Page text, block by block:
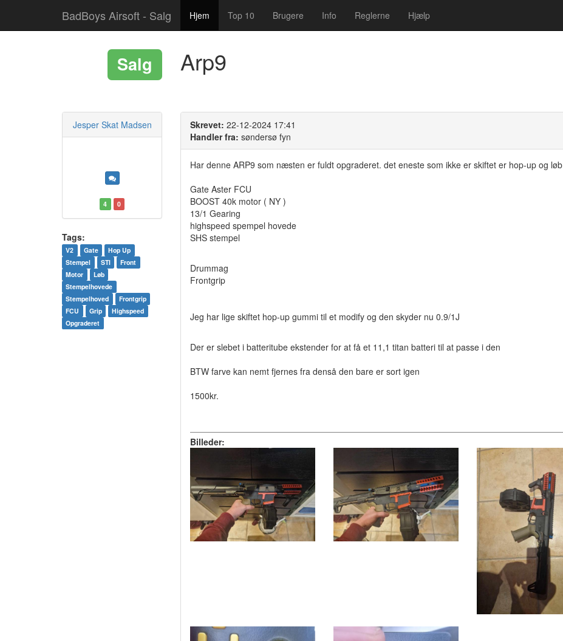
BadBoys Airsoft - Salg Hjem Top 10 Brugere Info Reglerne Hjælp
Salg Arp9
Jesper Skat Madsen
4 0
Tags:
V2 Gate
Hop Up
Stempel
STI
Front
Motor
Løb
Stempelhovede
Stempelhoved
Frontgrip
FCU
Grip
Highspeed
Opgraderet
Skrevet: 22-12-2024 17:41
Handler fra: søndersø fyn
Har denne ARP9 som næsten er fuldt opgraderet. det eneste som ikke er skiftet er hop-up og løb
Gate Aster FCU
BOOST 40k motor ( NY )
13/1 Gearing
highspeed spempel hovede
SHS stempel
Drummag
Frontgrip
Jeg har lige skiftet hop-up gummi til et modify og den skyder nu 0.9/1J
Der er slebet i batteritube ekstender for at få et 11,1 titan batteri til at passe i den
BTW farve kan nemt fjernes fra denså den bare er sort igen
1500kr.
Billeder: